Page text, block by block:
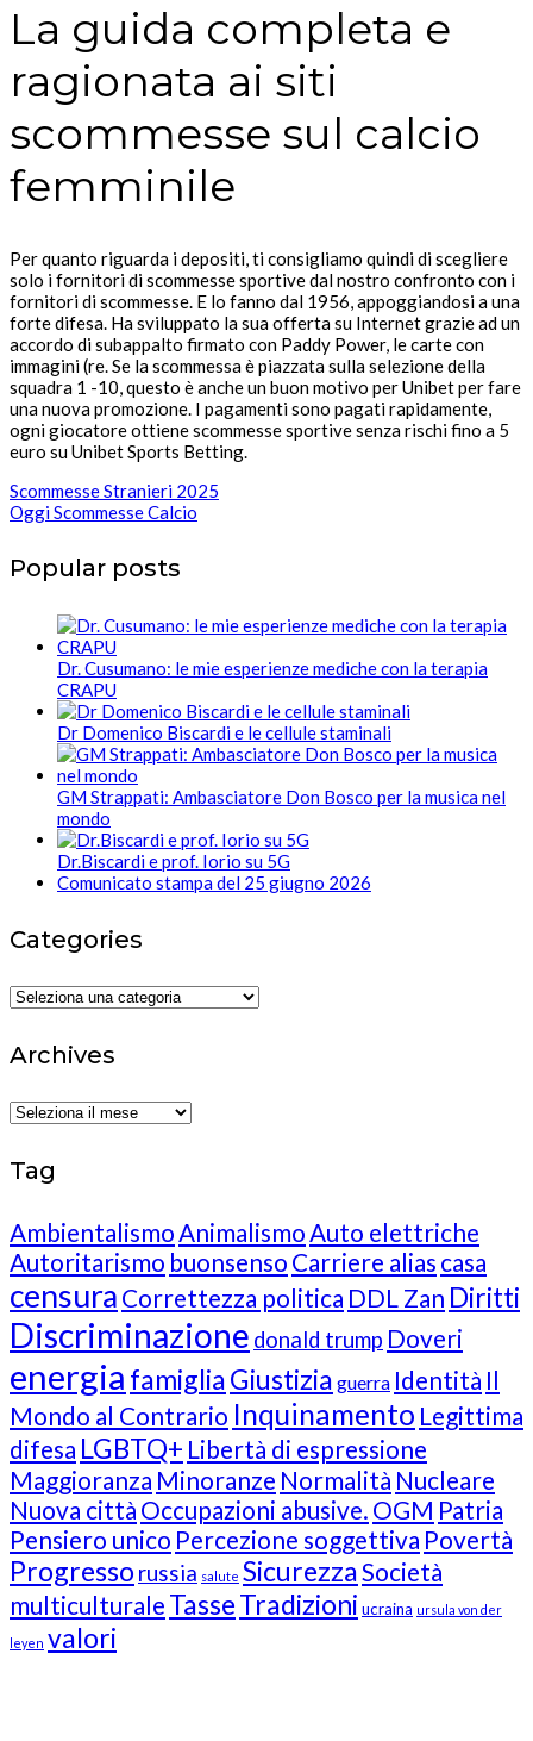
La guida completa e
ragionata ai siti
scommesse sul calcio
femminile
Per quanto riguarda i depositi, ti consigliamo quindi di scegliere
solo i fornitori di scommesse sportive dal nostro confronto con i
fornitori di scommesse. E lo fanno dal 1956, appoggiandosi a una
forte difesa. Ha sviluppato la sua offerta su Internet grazie ad un
accordo di subappalto firmato con Paddy Power, le carte con
immagini (re. Se la scommessa è piazzata sulla selezione della
squadra 1 -10, questo è anche un buon motivo per Unibet per fare
una nuova promozione. I pagamenti sono pagati rapidamente,
ogni giocatore ottiene scommesse sportive senza rischi fino a 5
euro su Unibet Sports Betting.
Scommesse Stranieri 2025
Oggi Scommesse Calcio
Popular posts
Dr. Cusumano: le mie esperienze mediche con la terapia
CRAPU
Dr Domenico Biscardi e le cellule staminali
GM Strappati: Ambasciatore Don Bosco per la musica nel
mondo
Dr.Biscardi e prof. Iorio su 5G
Comunicato stampa del 25 giugno 2026
Categories
Categories
Archives
Archives
Tag
Ambientalismo Animalismo Auto elettriche
Autoritarismo buonsenso Carriere alias casa
censura Correttezza politica DDL Zan Diritti
Discriminazione donald trump Doveri
energia famigliaGiustizia guerra Identità Il
Mondo al Contrario Inquinamento Legittima
difesa LGBTQ+ Libertà di espressione
Maggioranza Minoranze Normalità Nucleare
Nuova città Occupazioni abusive. OGM Patria
Pensiero unico Percezione soggettiva Povertà
Progresso russia salute SicurezzaSocietà
multiculturale TasseTradizioni ucraina ursula von der
leyen valori